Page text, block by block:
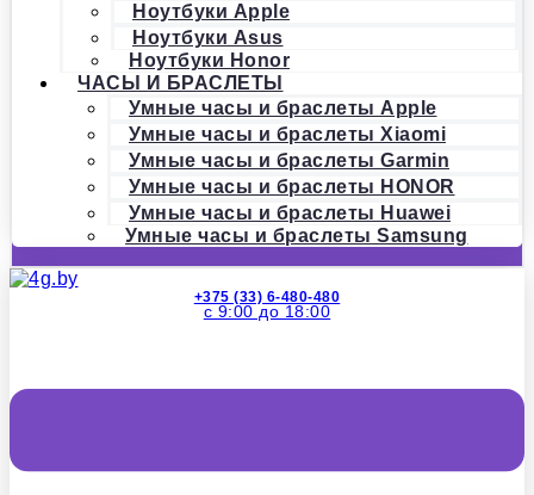
Ноутбуки Apple
Ноутбуки Asus
Ноутбуки Honor
ЧАСЫ И БРАСЛЕТЫ
Умные часы и браслеты Apple
Умные часы и браслеты Xiaomi
Умные часы и браслеты Garmin
Умные часы и браслеты HONOR
Умные часы и браслеты Huawei
Умные часы и браслеты Samsung
+375 (33) 6-480-480
с 9:00 до 18:00